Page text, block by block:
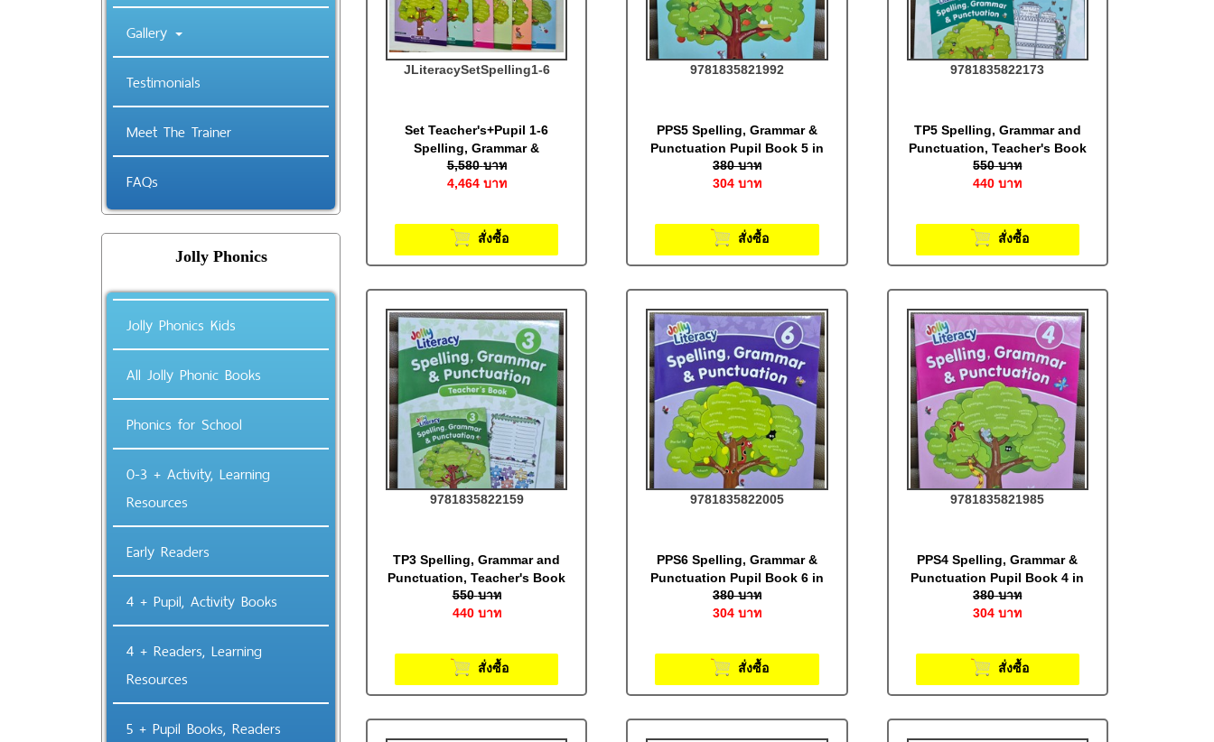
Gallery
Testimonials
Meet The Trainer
FAQs
Jolly Phonics
Jolly Phonics Kids
All Jolly Phonic Books
Phonics for School
0-3 + Activity, Learning
Resources
Early Readers
4 + Pupil, Activity Books
4 + Readers, Learning
Resources
5 + Pupil Books, Readers
JLiteracySetSpelling1-6
Set Teacher's+Pupil 1-6
Spelling, Grammar &
Punctuation Pupil Book in
Print Letters (BE): Jolly
5,580 บาท
4,464 บาท
สั่งซื้อ
9781835821992
PPS5 Spelling, Grammar &
Punctuation Pupil Book 5 in
Print Letters (BE): Jolly
Literacy
380 บาท
304 บาท
สั่งซื้อ
9781835822173
TP5 Spelling, Grammar and
Punctuation, Teacher's Book
5 (Print Letters): Jolly
Literacy
550 บาท
440บาท
สั่งซื้อ
9781835822159
TP3 Spelling, Grammar and
Punctuation, Teacher's Book
3 (Print Letters): Jolly
Literacy
550 บาท
440 บาท
สั่งซื้อ
9781835822005
PPS6 Spelling, Grammar &
Punctuation Pupil Book 6 in
Print Letters (BE): Jolly
Literacy
380 บาท
304 บาท
สั่งซื้อ
9781835821985
PPS4 Spelling, Grammar &
Punctuation Pupil Book 4 in
Print Letters (BE): Jolly
Literacy
380 บาท
304บาท
สั่งซื้อ